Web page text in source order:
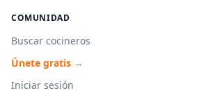
COMUNIDAD
Buscar cocineros
Únete gratis →
Iniciar sesión